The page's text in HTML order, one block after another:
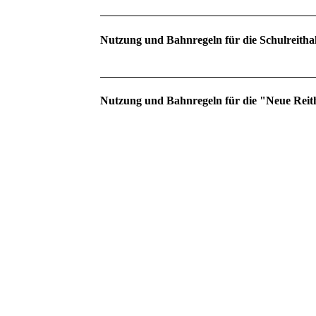
Nutzung und Bahnregeln für die
Nutzung und Bahnregeln für die "Neue